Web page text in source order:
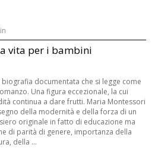
vita per i bambini
biografia documentata che si legge come
Una figura eccezionale, la cui
continua a dare frutti. Maria Montessori
della modernità e della forza di un
originale in fatto di educazione ma
di parità di genere, importanza della
della ...